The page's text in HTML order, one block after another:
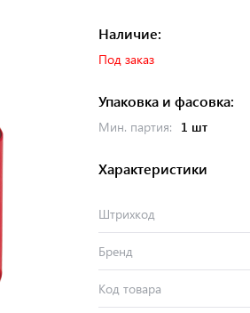
Наличие:
Под заказ
Упаковка и фасовка:
Мин. партия: 1 шт
Характеристики
Штрихкод
Бренд
Код товара